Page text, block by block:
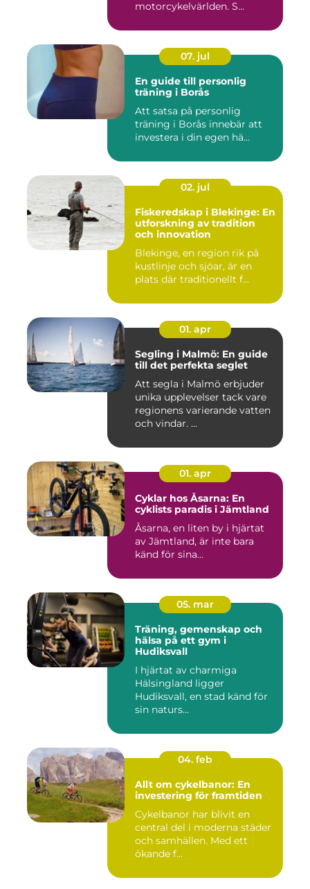
motorcykelvärlden. S...
07. jul
En guide till personlig
träning i Borås
Att satsa på personlig
träning i Borås innebär att
investera i din egen hä...
02. jul
Fiskeredskap i Blekinge: En
utforskning av tradition
och innovation
Blekinge, en region rik på
kustlinje och sjöar, är en
plats där traditionellt f...
01. apr
Segling i Malmö: En guide
till det perfekta seglet
Att segla i Malmö erbjuder
unika upplevelser tack vare
regionens varierande vatten
och vindar. ...
01. apr
Cyklar hos Åsarna: En
cyklists paradis i Jämtland
Åsarna, en liten by i hjärtat
av Jämtland, är inte bara
känd för sina...
05. mar
Träning, gemenskap och
hälsa på ett gym i
Hudiksvall
I hjärtat av charmiga
Hälsingland ligger
Hudiksvall, en stad känd för
sin naturs...
04. feb
Allt om cykelbanor: En
investering för framtiden
Cykelbanor har blivit en
central del i moderna städer
och samhällen. Med ett
ökande f...